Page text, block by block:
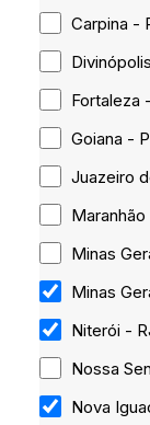
Carpina -
Fortaleza
Goiana -
Juazeiro
Maranhão
Minas
Minas
Niterói -
Nossa
Nova